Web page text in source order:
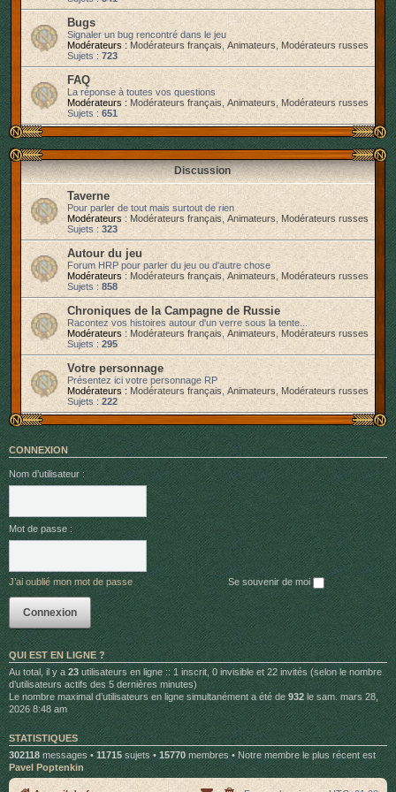
Bugs
Signaler un bug rencontré dans le jeu
Modérateurs : Modérateurs français Animateurs
Modérateurs russes
Sujets : 723
FAQ
La réponse à toutes vos questions
Modérateurs : Modérateurs français Animateurs, Modérateurs russes
Sujets : 651
Discussion
Taverne
Pour parler de tout mais surtout de rien
Modérateurs : Modérateurs français Animateurs
Modérateurs russes
Sujets : 323
Autour du jeu
Forum HRP pour parler du jeu ou d'autre chose
Modérateurs : Modérateurs français Animateurs Modérateurs russes
Sujets : 858
Chroniques de la Campagne de Russie
Racontez vos histoires autour d'un verre sous la tente...
Modérateurs : Modérateurs français Animateurs
Modérateurs russes
Sujets : 295
Votre personnage
Présentez ici votre personnage RP
Modérateurs : Modérateurs français Animateurs, Modérateurs russes
Sujets : 222
CONNEXION
Nom d’utilisateur :
Mot de passe :
J’ai oublié mon mot de passe Se souvenir de moi
QUI EST EN LIGNE ?
Au total, il y a 23 utilisateurs en ligne :: 1 inscrit, 0 invisible et 22 invités (selon le nombre
d’utilisateurs actifs des 5 dernières minutes)
Le nombre maximal d’utilisateurs en ligne simultanément a été de 932 le sam. mars 28,
2026 8:48 am
STATISTIQUES
302118 messages • 11715 sujets • 15770 membres • Notre membre le plus récent est
Pavel Poptenkin